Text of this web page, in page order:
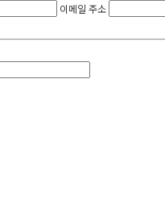
이메일 주소